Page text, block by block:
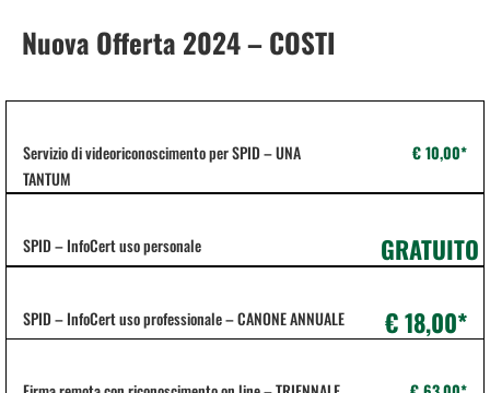
Nuova Offerta 2024 – COSTI
Servizio di videoriconoscimento per SPID – UNA
TANTUM
€ 10,00*
SPID – InfoCert uso personale GRATUITO
SPID – InfoCert uso professionale – CANONE ANNUALE € 18,00*